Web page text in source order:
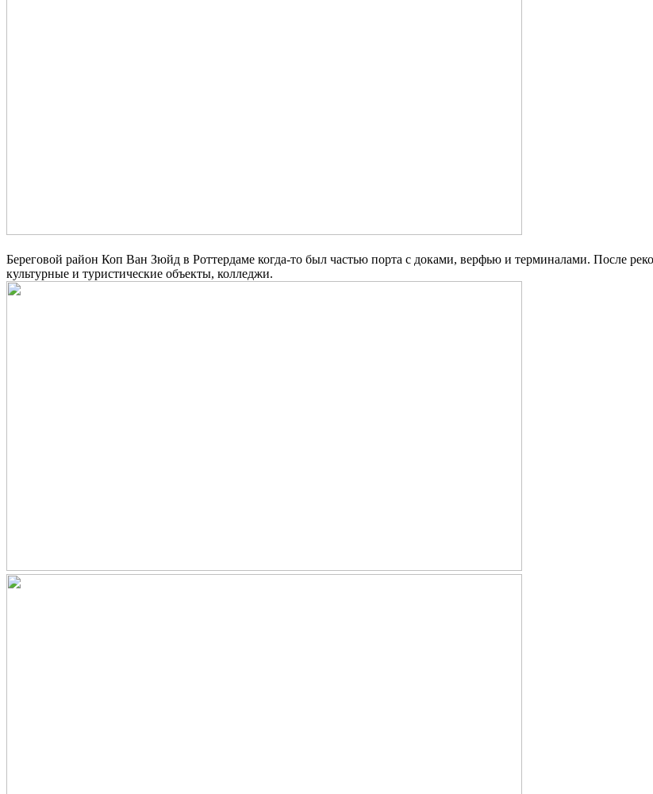
Береговой район Коп Ван Зюйд в Роттердаме когда-то был частью порта с доками, верфью и терминалами. После
культурные и туристические объекты, колледжи.